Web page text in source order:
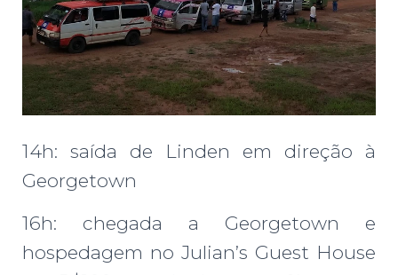
14h: saída de Linden em direção à
Georgetown
16h: chegada a Georgetown e
hospedagem no Julian’s Guest House